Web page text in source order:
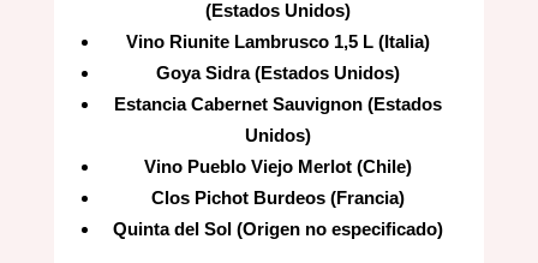
(Estados Unidos)
Vino Riunite Lambrusco 1,5 L (Italia)
Goya Sidra (Estados Unidos)
Estancia Cabernet Sauvignon (Estados
Unidos)
Vino Pueblo Viejo Merlot (Chile)
Clos Pichot Burdeos (Francia)
Quinta del Sol (Origen no especificado)